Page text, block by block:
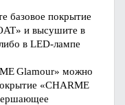
базовое покрытие
» и высушите в
в LED-лампе
Glamour» можно
«CHARME